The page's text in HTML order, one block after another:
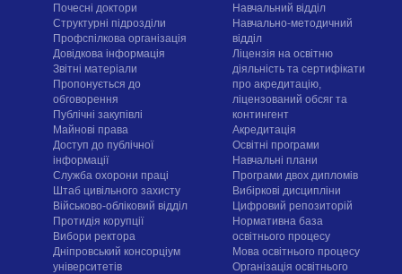
Почесні доктори
Структурні підрозділи
Профспілкова організація
Довідкова інформація
Звітні матеріали
Пропонується до
обговорення
Публічні закупівлі
Майнові права
Доступ до публічної
інформації
Служба охорони праці
Штаб цивільного захисту
Військово-обліковий відділ
Протидія корупції
Вибори ректора
Дніпровський консорціум
університетів
Навчальний відділ
Навчально-методичний
відділ
Ліцензія на освітню
діяльність та сертифікати
про акредитацію,
ліцензований обсяг та
контингент
Акредитація
Освітні програми
Навчальні плани
Програми двох дипломів
Вибіркові дисципліни
Цифровий репозиторій
Нормативна база
освітнього процесу
Мова освітнього процесу
Організація освітнього